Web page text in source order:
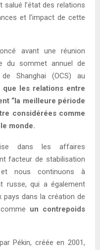
l’état des relations
et l’impact de cette
avant une réunion
du sommet annuel de
Shanghai (OCS) au
que les relations entre
“la meilleure période
considérées comme
monde.
dans les affaires
facteur de stabilisation
nous continuons à
russe, qui a également
pays dans la création de
un contrepoids
Pékin, créée en 2001,